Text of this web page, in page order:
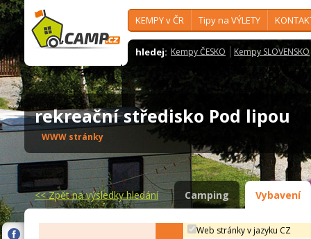
KEMPY v ČR Tipy na VÝLETY
hledej: Kempy ČESKO Kempy SLOVENSKO
rekreační středisko Pod lipou
WWW stránky
<<Zpět na výsledky hledání Camping Vybavení
Web stránky v jazyku CZ